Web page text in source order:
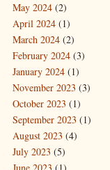
May 2024 (2)
April 2024 (1)
March 2024 (2)
February 2024 (3)
January 2024 (1)
November 2023 (3)
October 2023 (1)
September 2023 (1)
August 2023 (4)
July 2023 (5)